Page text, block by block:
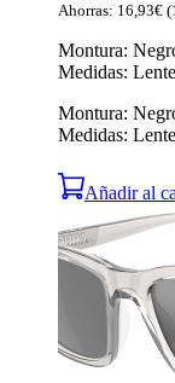
Ahorras: 16,93€
Montura:
Medidas:
Montura:
Medidas:
Añadir al